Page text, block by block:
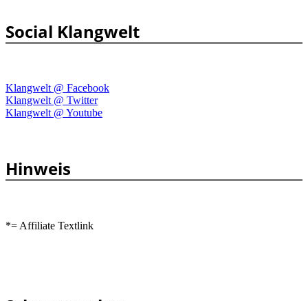
Social Klangwelt
Klangwelt @ Facebook
Klangwelt @ Twitter
Klangwelt @ Youtube
Hinweis
*= Affiliate Textlink